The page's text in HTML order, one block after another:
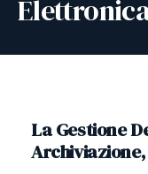
La Gestione